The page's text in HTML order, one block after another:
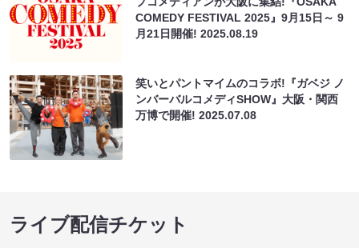
COMEDY FESTIVAL 2025』9月15日～ 9
月21日開催!2025.08.19
笑いとパントマイムのコラボ!『ガベジ ノ
ンバーバルコメディSHOW』大阪・関西
万博で開催!2025.07.08
ライブ配信チケット